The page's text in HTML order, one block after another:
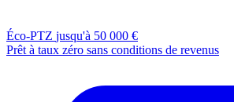
Éco-PTZ jusqu'à 50 000 €
Prêt à taux zéro sans conditions de revenus